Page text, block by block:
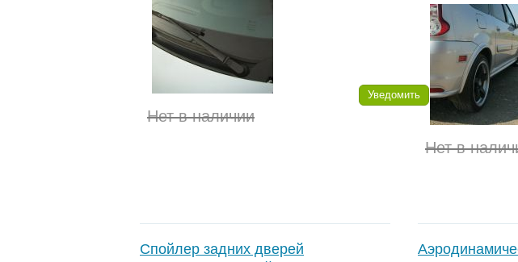
Нет в наличии
Уведомить
Нет в
Спойлер задних дверей